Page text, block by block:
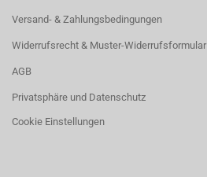
Versand- & Zahlungsbedingungen
Widerrufsrecht & Muster-Widerrufsformular
AGB
Privatsphäre und Datenschutz
Cookie Einstellungen